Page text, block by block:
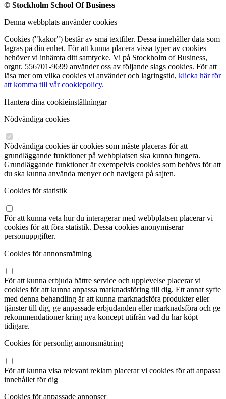
© Stockholm School Of Business
Denna webbplats använder cookies
Cookies ("kakor") består av små textfiler. Dessa innehåller data som
lagras på din enhet. För att kunna placera vissa typer av cookies
behöver vi inhämta ditt samtycke. Vi på Stockholm of Business,
orgnr. 556701-9699 använder oss av följande slags cookies. För att
läsa mer om vilka cookies vi använder och lagringstid, klicka här för
att komma till vår cookiepolicy.
Hantera dina cookieinställningar
Nödvändiga cookies
Nödvändiga cookies är cookies som måste placeras för att
grundläggande funktioner på webbplatsen ska kunna fungera.
Grundläggande funktioner är exempelvis cookies som behövs för att
du ska kunna använda menyer och navigera på sajten.
Cookies för statistik
För att kunna veta hur du interagerar med webbplatsen placerar vi
cookies för att föra statistik. Dessa cookies anonymiserar
personuppgifter.
Cookies för annonsmätning
För att kunna erbjuda bättre service och upplevelse placerar vi
cookies för att kunna anpassa marknadsföring till dig. Ett annat syfte
med denna behandling är att kunna marknadsföra produkter eller
tjänster till dig, ge anpassade erbjudanden eller marknadsföra och ge
rekommendationer kring nya koncept utifrån vad du har köpt
tidigare.
Cookies för personlig annonsmätning
För att kunna visa relevant reklam placerar vi cookies för att anpassa
innehållet för dig
Cookies för anpassade annonser